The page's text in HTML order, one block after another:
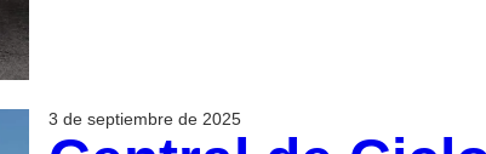
3 de septiembre de 2025